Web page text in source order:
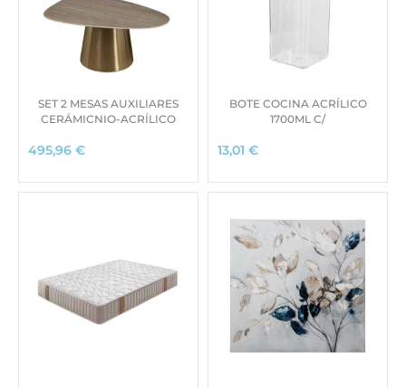
SET 2 MESAS AUXILIARES
CERÁMICNIO-ACRÍLICO
495,96 €
BOTE COCINA ACRÍLICO
1700ML C/
13,01 €